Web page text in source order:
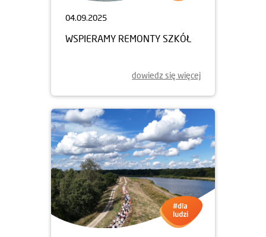
04.09.2025
WSPIERAMY REMONTY SZKÓŁ
dowiedz się więcej